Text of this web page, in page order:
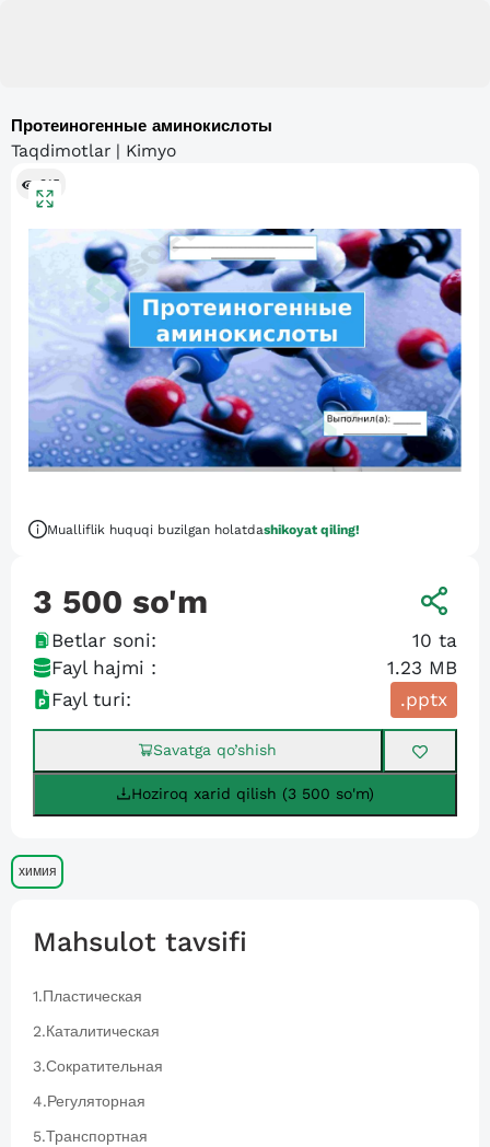
Протеиногенные аминокислоты
Taqdimotlar | Kimyo
315
Mualliflik huquqi buzilgan holatdashikoyat qiling!
3 500 so'm
Betlar soni: 10 ta
Fayl hajmi :
1.23 MB
Fayl turi:
.pptx
Savatga qo’shish
Hoziroq xarid qilish (3 500 so'm)
химия
Mahsulot tavsifi
1.Пластическая
2.Каталитическая
3.Сократительная
4.Регуляторная
5.Транспортная